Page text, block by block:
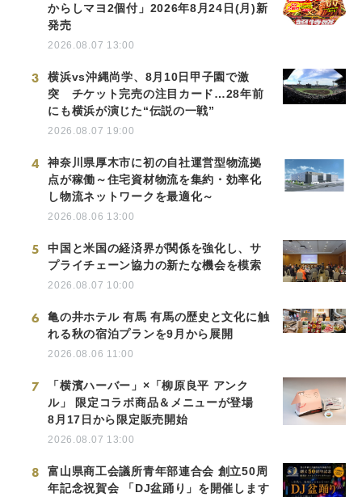
からしマヨ2個付」2026年8月24日(月)新
発売
2026.08.07 13:00
3
横浜vs沖縄尚学、8月10日甲子園で激
突 チケット完売の注目カード…28年前
にも横浜が演じた“伝説の一戦”
2026.08.07 19:00
4
神奈川県厚木市に初の自社運営型物流拠
点が稼働～住宅資材物流を集約・効率化
し物流ネットワークを最適化～
2026.08.06 13:00
5
中国と米国の経済界が関係を強化し、サ
プライチェーン協力の新たな機会を模索
2026.08.07 10:00
6
亀の井ホテル 有馬 有馬の歴史と文化に触
れる秋の宿泊プランを9月から展開
2026.08.06 11:00
7
「横濱ハーバー」×「柳原良平 アンク
ル」 限定コラボ商品＆メニューが登場
8月17日から限定販売開始
2026.08.07 13:00
8
富山県商工会議所青年部連合会 創立50周
年記念祝賀会 「DJ盆踊り」を開催します